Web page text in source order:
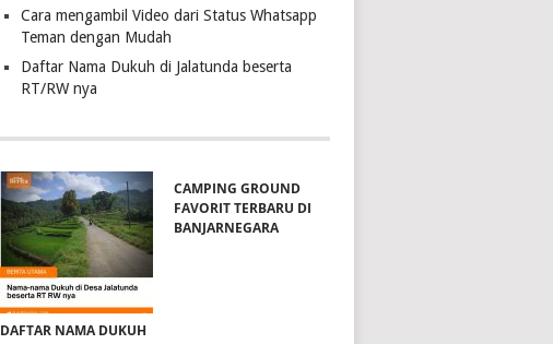
Cara mengambil Video dari Status Whatsapp
Teman dengan Mudah
Daftar Nama Dukuh di Jalatunda beserta
RT/RW nya
DAFTAR NAMA DUKUH
CAMPING GROUND
FAVORIT TERBARU DI
BANJARNEGARA